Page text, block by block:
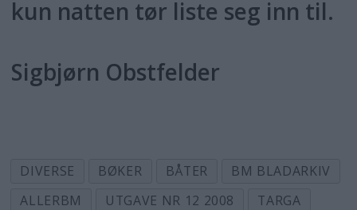
kun natten tør liste seg inn til.
Sigbjørn Obstfelder
DIVERSE BØKER BÅTER
BM BLADARKIV
ALLERBM
UTGAVE NR 12 2008
TARGA